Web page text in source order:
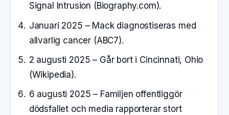
Signal Intrusion (Biography.com).
Januari 2025 – Mack diagnostiseras med
allvarlig cancer (ABC7).
2 augusti 2025 – Går bort i Cincinnati, Ohio
(Wikipedia).
6 augusti 2025 – Familjen offentliggör
dödsfallet och media rapporterar stort